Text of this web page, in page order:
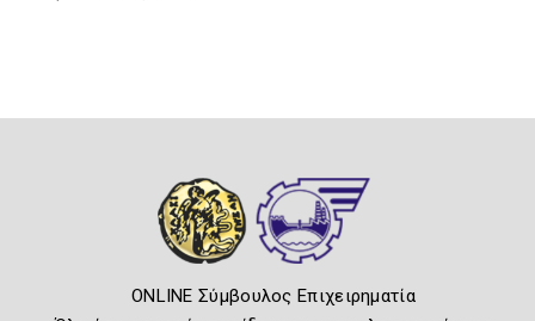
ONLINE Σύμβουλος Επιχειρηματία